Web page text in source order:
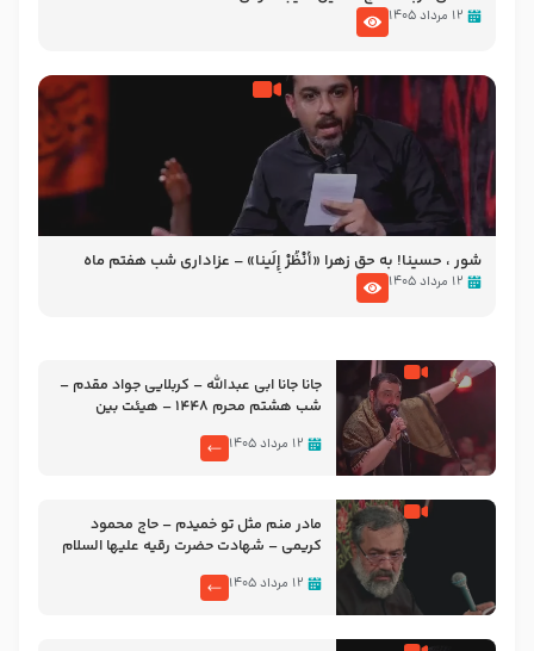
۱۲ مرداد ۱۴۰۵
شور ، حسینا! به‌ حق زهرا «أُنْظُرْ إِلَینا» – عزاداری شب هفتم ماه
محرّم 1405
۱۲ مرداد ۱۴۰۵
جانا جانا ابی عبدالله – کربلایی جواد مقدم –
شب هشتم محرم 1448 – هیئت بین
۱۲ مرداد ۱۴۰۵
مادر منم مثل تو خمیدم – حاج محمود
کریمی – شهادت حضرت رقیه علیها السلام
۱۲ مرداد ۱۴۰۵